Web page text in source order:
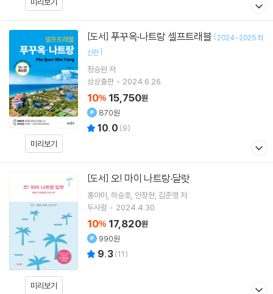
미리보기
미리보기
[도서] 푸꾸옥·나트랑 셀프트래블 [2024~2025 최
신판]
정승원 저
상상출판
2024.6.26.
10% 15,750원
870원
10.0 (9)
미리보기
[도서] 오! 마이 나트랑·달랏
홍아미 하승호 안창현 김준영 저
두사람
2024.4.30.
10% 17,820원
990원
9.3(11)